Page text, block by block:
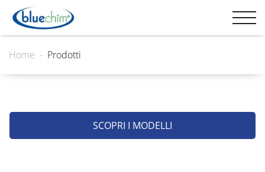
Home Prodotti
SCOPRI I MODELLI